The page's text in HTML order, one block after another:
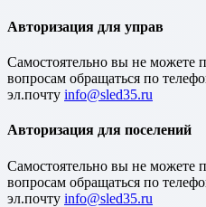
Авторизация для управ
Cамостоятельно вы не можете
вопросам обращаться по
эл.почту
Авторизация для поселений
Cамостоятельно вы не можете
вопросам обращаться по
эл.почту